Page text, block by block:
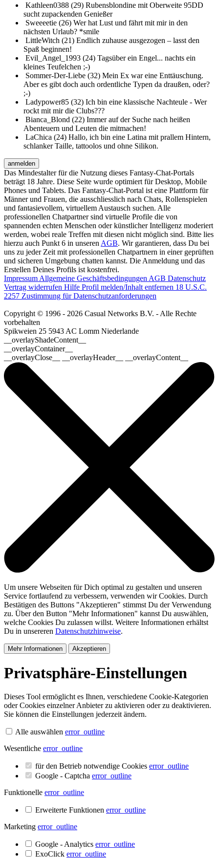
Kathleen0388 (29) Rubensblondine mit Oberweite 95DD
sucht zupackenden Genießer
Sweeeetie (26) Wer hat Lust und fährt mit mir in den
nächsten Urlaub? *smile
LittleWitch (21) Endlich zuhause ausgezogen – lasst den
Spaß beginnen!
Evil_Angel_1993 (24) Tagsüber ein Engel... nachts ein
kleines Teufelchen ;-)
Sommer-Der-Liebe (32) Mein Ex war eine Enttäuschung.
Aber es gibt doch auch ordentliche Typen da draußen, oder?
;-)
Ladypower85 (32) Ich bin eine klassische Nachteule - Wer
rockt mit mir die Clubs???
Bianca_Blond (22) Immer auf der Suche nach heißen
Abenteuern und Leuten die mitmachen!
LaChica (24) Hallo, ich bin eine Latina mit prallem Hintern,
schlanker Taille, tattoolos und ohne Silikon.
anmelden
Das Mindestalter für die Nutzung dieses Fantasy-Chat-Portals
beträgt 18 Jahre. Diese Seite wurde optimiert für Desktop, Mobile
Phones und Tablets. Das Fantasy-Chat-Portal ist eine Plattform für
Männer und Frauen, die ausschliesslich nach Chats, Rollenspielen
und fantasievollem, virtuellem Austausch suchen. Alle
professionellen Chatpartner sind virtuelle Profile die von
spannenden echten Menschen oder künstlicher Intelligenz moderiert
werden, wobei reale Treffen mit diesen nicht möglich sind. Bitte lies
hierzu auch Punkt 6 in unseren AGB. Wir garantieren, dass Du bei
uns zu jeder Zeit mit professionellen Chatpartnern in einer geprüften
und sicheren Umgebung chatten kannst. Die Anmeldung und das
Erstellen Deines Profils ist kostenfrei.
Impressum Allgemeine Geschäftsbedingungen AGB Datenschutz
Vertrag widerrufen Hilfe Profil melden/Inhalt entfernen 18 U.S.C.
2257 Zustimmung für Datenschutzanforderungen
Copyright © 1996 - 2026 Casual Networks B.V. - Alle Rechte
vorbehalten
Spikweien 25 5943 AC Lomm Niederlande
__overlayShadeContent__
__overlayContainer__
__overlayClose__ __overlayHeader__ __overlayContent__
Um unsere Webseiten für Dich optimal zu gestalten und unseren
Service fortlaufend zu verbessern, verwenden wir Cookies. Durch
Bestätigen des Buttons "Akzeptieren" stimmst Du der Verwendung
zu. Über den Button "Mehr Informationen" kannst Du auswählen,
welche Cookies Du zulassen willst. Weitere Informationen erhältst
Du in unsereren Datenschutzhinweise.
Mehr Informationen Akzeptieren
Privatsphäre-Einstellungen
Dieses Tool ermöglicht es Ihnen, verschiedene Cookie-Kategorien
oder Cookies einzelner Anbieter zu aktivieren oder zu deaktivieren.
Sie können die Einstellungen jederzeit ändern.
Alle auswählen error_outline
Wesentliche error_outline
für den Betrieb notwendige Cookies error_outline
Google - Captcha error_outline
Funktionelle error_outline
Erweiterte Funktionen error_outline
Marketing error_outline
Google - Analytics error_outline
ExoClick error_outline